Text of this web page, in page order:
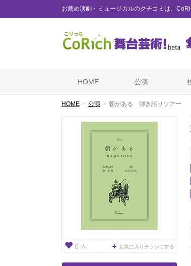
お薦め演劇・ミュージカルのクチコミは、
HOME 公演
HOME 公演 朝がある 弾き語りツアー
0 人 お気に入りチラシにする